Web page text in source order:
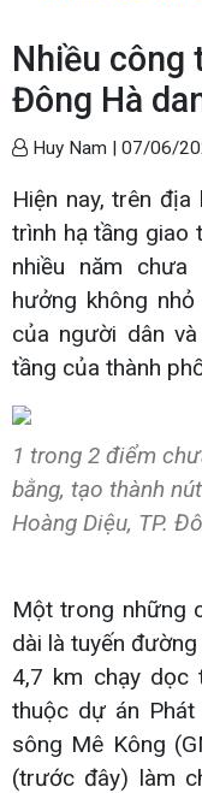
Nhiều công
Đông Hà
Huy Nam | 07/06/
Hiện nay, trên
trình hạ tầng giao
nhiều năm
hưởng không
của người dân
tầng của thành
1 trong 2 điểm
bằng, tạo thành
Hoàng Diệu, TP.
Một trong những
dài là tuyến
4,7 km chạy dọc
thuộc dự án
sông Mê Kông
(trước đây) làm